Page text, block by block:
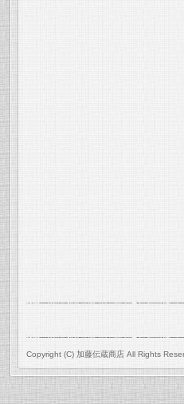
Copyright (C) 加藤伝蔵商店 All Rights